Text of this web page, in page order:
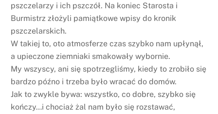
pszczelarzy i ich pszczół. Na koniec Starosta i
Burmistrz złożyli pamiątkowe wpisy do kronik
pszczelarskich.
W takiej to, oto atmosferze czas szybko nam upłynął,
a upieczone ziemniaki smakowały wybornie.
My wszyscy, ani się spotrzegliśmy, kiedy to zrobiło się
bardzo późno i trzeba było wracać do domów.
Jak to zwykle bywa: wszystko, co dobre, szybko się
kończy…i chociaż żal nam było się rozstawać,